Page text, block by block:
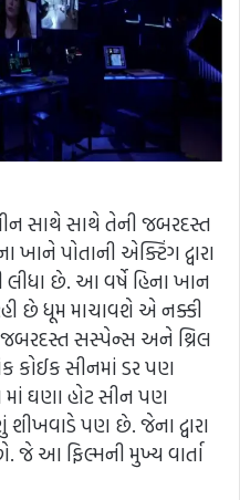
સાથે સાથે તેની જબરદસ્ત
પોતાની એક્ટિંગ દ્વારા
લીધા છે. આ વર્ષે હિના ખાન
છે ધૂમ માચાવશે એ નક્કી
જબરદસ્ત સસ્પેન્સ અને થ્રિલ
કોઈક સીનમાં ડર પણ
માં ઘણા હોટ સીન પણ
પણ છે. જેના દ્વારા
જે આ ફિલ્મની મુખ્ય વાર્તા